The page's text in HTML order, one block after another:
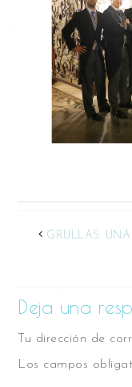
GRULLAS.
Deja una
Tu dirección de
Los campos